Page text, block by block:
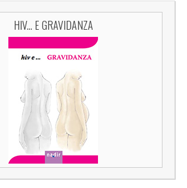
HIV... E GRAVIDANZA